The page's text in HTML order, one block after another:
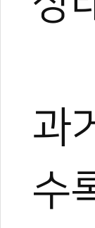
과
수